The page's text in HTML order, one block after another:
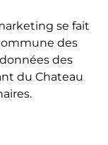
se fait
des
des
du Chateau